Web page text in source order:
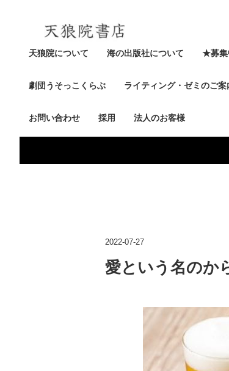
天狼院について 海の出版社について ★募集
劇団うそっこくらぶ ライティング・ゼミのご案
お問い合わせ 採用 法人のお客様
2022-07-27
愛という名のか